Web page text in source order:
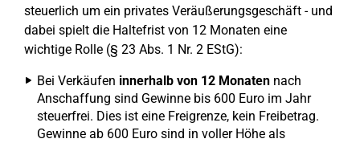
steuerlich um ein privates Veräußerungsgeschäft - und
dabei spielt die Haltefrist von 12 Monaten eine
wichtige Rolle (§ 23 Abs. 1 Nr. 2 EStG):
Bei Verkäufen innerhalb von 12 Monaten nach
Anschaffung sind Gewinne bis 600 Euro im Jahr
steuerfrei. Dies ist eine Freigrenze, kein Freibetrag.
Gewinne ab 600 Euro sind in voller Höhe als